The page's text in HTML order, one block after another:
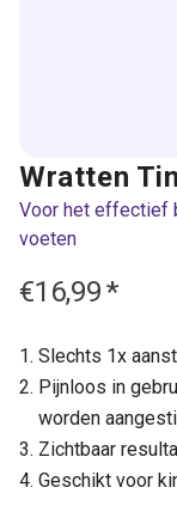
Wratten
Voor het effectief
voeten
€16,99*
Slechts 1x
Pijnloos in
worden
Zichtbaar
Geschikt voor